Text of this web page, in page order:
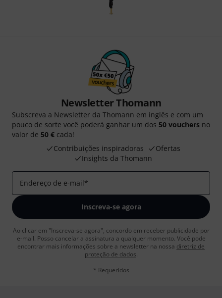
Newsletter Thomann
Subscreva a Newsletter da Thomann em inglês e com um
pouco de sorte você poderá ganhar um dos 50 vouchers no
valor de 50 € cada!
Contribuições inspiradoras
Ofertas
Insights da Thomann
Endereço de e-mail*
Inscreva-se agora
Ao clicar em "Inscreva-se agora", concordo em receber publicidade por
e-mail. Posso cancelar a assinatura a qualquer momento. Você pode
encontrar mais informações sobre a newsletter na nossa diretriz de
proteção de dados.
* Requeridos